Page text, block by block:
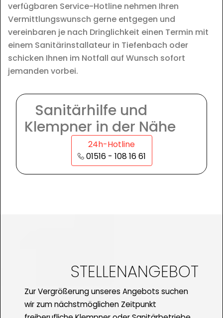
verfügbaren Service-Hotline nehmen Ihren
Vermittlungswunsch gerne entgegen und
vereinbaren je nach Dringlichkeit einen Termin mit
einem Sanitärinstallateur in Tiefenbach oder
schicken Ihnen im Notfall auf Wunsch sofort
jemanden vorbei.
Sanitärhilfe und
Klempner in der Nähe
24h-Hotline
01516 - 108 16 61
STELLENANGEBOT
Zur Vergrößerung unseres Angebots suchen
wir zum nächstmöglichen Zeitpunkt